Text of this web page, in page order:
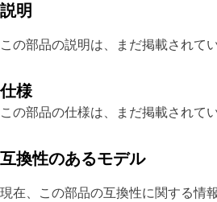
説明
この部品の説明は、まだ掲載されてい
仕様
この部品の仕様は、まだ掲載されてい
互換性のあるモデル
現在、この部品の互換性に関する情